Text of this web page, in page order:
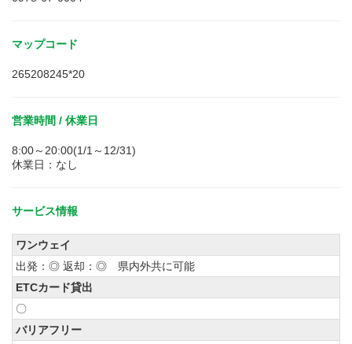
マップコード
265208245*20
営業時間 / 休業日
8:00～20:00(1/1～12/31)
休業日：なし
サービス情報
ワンウェイ
出発：◎ 返却：◎ 県内外共に可能
ETCカード貸出
〇
バリアフリー